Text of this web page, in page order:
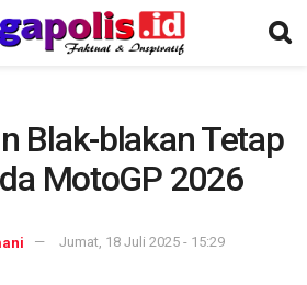
Blak-blakan Tetap
MotoGP 2026
Jumat, 18 Juli 2025 - 15:29